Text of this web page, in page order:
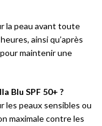
la peau avant toute
ainsi qu’après
maintenir une
Blu SPF 50+ ?
les peaux sensibles ou
maximale contre les